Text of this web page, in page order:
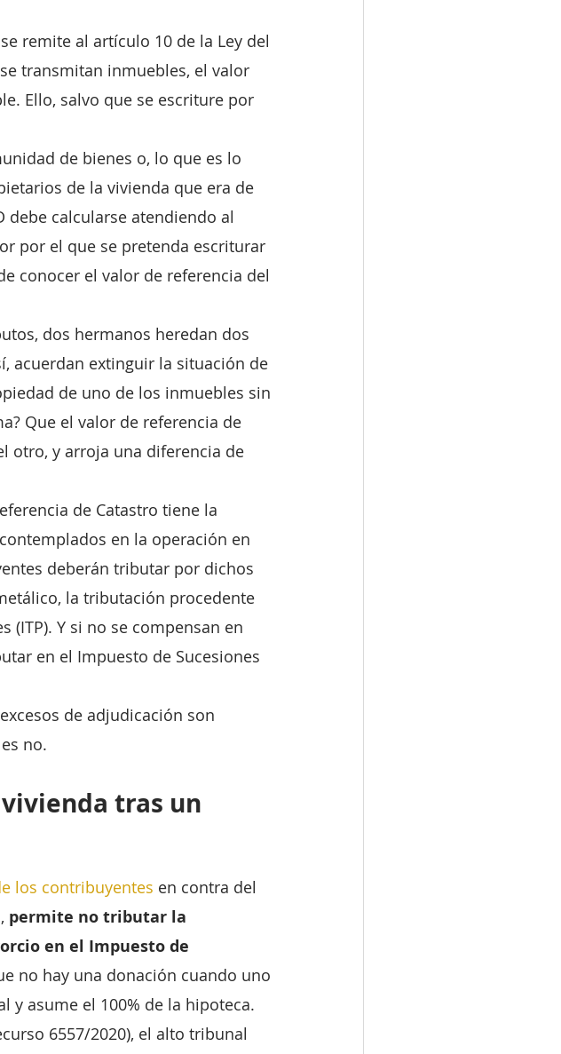
remite al artículo 10 de la Ley del
transmitan inmuebles, el valor
Ello, salvo que se escriture por
de bienes o, lo que es lo
de la vivienda que era de
calcularse atendiendo al
por el que se pretenda escriturar
conocer el valor de referencia del
dos hermanos heredan dos
acuerdan extinguir la situación de
de uno de los inmuebles sin
Que el valor de referencia de
otro, y arroja una diferencia de
de Catastro tiene la
en la operación en
deberán tributar por dichos
la tributación procedente
(ITP). Y si no se compensan en
en el Impuesto de Sucesiones
de adjudicación son
no.
tras un
los contribuyentes en contra del
permite no tributar la
en el Impuesto de
no hay una donación cuando uno
y asume el 100% de la hipoteca.
6557/2020), el alto tribunal